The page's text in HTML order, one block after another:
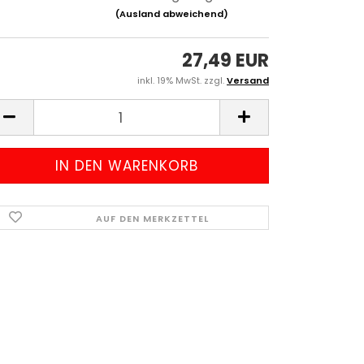
(Ausland abweichend)
27,49 EUR
inkl. 19% MwSt. zzgl.Versand
AUF DEN MERKZETTEL